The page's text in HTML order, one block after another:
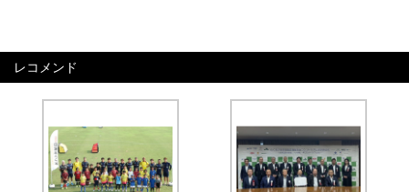
レコメンド